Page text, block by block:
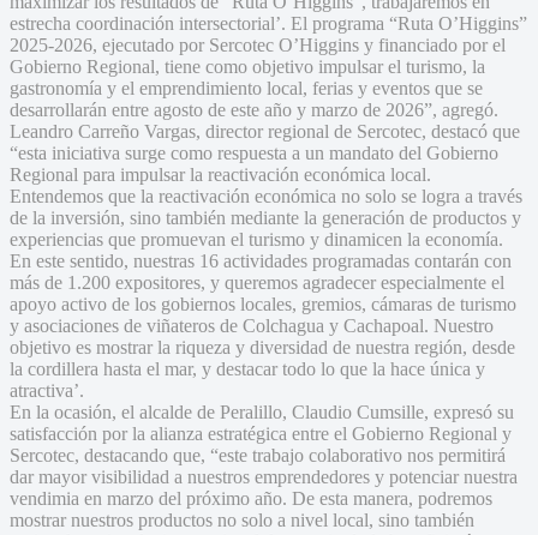
estrecha coordinación intersectorial’. El programa “Ruta O’Higgins”
2025-2026, ejecutado por Sercotec O’Higgins y financiado por el
Gobierno Regional, tiene como objetivo impulsar el turismo, la
gastronomía y el emprendimiento local, ferias y eventos que se
desarrollarán entre agosto de este año y marzo de 2026”, agregó.
Leandro Carreño Vargas, director regional de Sercotec, destacó que
“esta iniciativa surge como respuesta a un mandato del Gobierno
Regional para impulsar la reactivación económica local.
Entendemos que la reactivación económica no solo se logra a través
de la inversión, sino también mediante la generación de productos y
experiencias que promuevan el turismo y dinamicen la economía.
En este sentido, nuestras 16 actividades programadas contarán con
más de 1.200 expositores, y queremos agradecer especialmente el
apoyo activo de los gobiernos locales, gremios, cámaras de turismo
y asociaciones de viñateros de Colchagua y Cachapoal. Nuestro
objetivo es mostrar la riqueza y diversidad de nuestra región, desde
la cordillera hasta el mar, y destacar todo lo que la hace única y
atractiva’.
En la ocasión, el alcalde de Peralillo, Claudio Cumsille, expresó su
satisfacción por la alianza estratégica entre el Gobierno Regional y
Sercotec, destacando que, “este trabajo colaborativo nos permitirá
dar mayor visibilidad a nuestros emprendedores y potenciar nuestra
vendimia en marzo del próximo año. De esta manera, podremos
mostrar nuestros productos no solo a nivel local, sino también